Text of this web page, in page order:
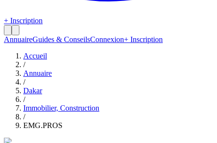
+ Inscription
AnnuaireGuides & ConseilsConnexion+ Inscription
Accueil
/
Annuaire
/
Dakar
/
Immobilier, Construction
/
EMG.PROS